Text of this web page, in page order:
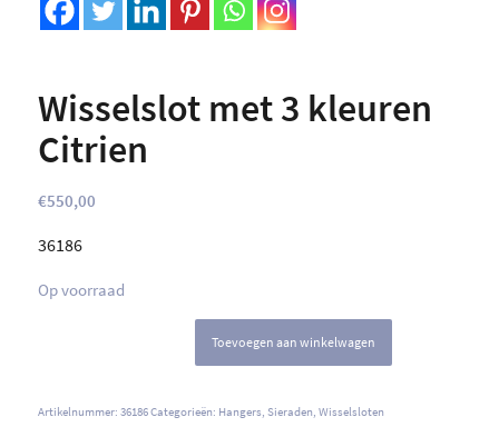
Wisselslot met 3 kleuren
Citrien
€550,00
36186
Op voorraad
Toevoegen aan winkelwagen
Artikelnummer: 36186Categorieën: Hangers, Sieraden, Wisselsloten